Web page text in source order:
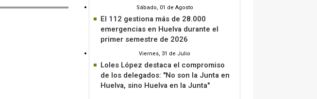
Sábado, 01 de Agosto
El 112 gestiona más de 28.000
emergencias en Huelva durante el
primer semestre de 2026
Viernes, 31 de Julio
Loles López destaca el compromiso
de los delegados: "No son la Junta en
Huelva, sino Huelva en la Junta"